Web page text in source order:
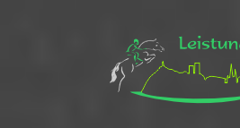
Trakehner aus dem